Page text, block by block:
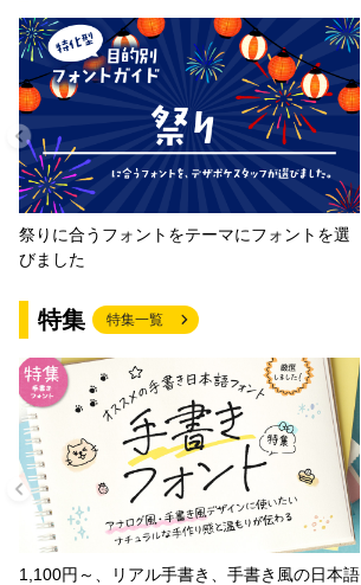
祭りに合うフォントをテーマにフォントを選
びました
特集 特集一覧
1,100円～、リアル手書き、手書き風の日本語